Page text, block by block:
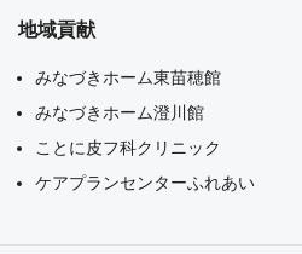
地域貢献
みなづきホーム東苗穂館
みなづきホーム澄川館
ことに皮フ科クリニック
ケアプランセンターふれあい